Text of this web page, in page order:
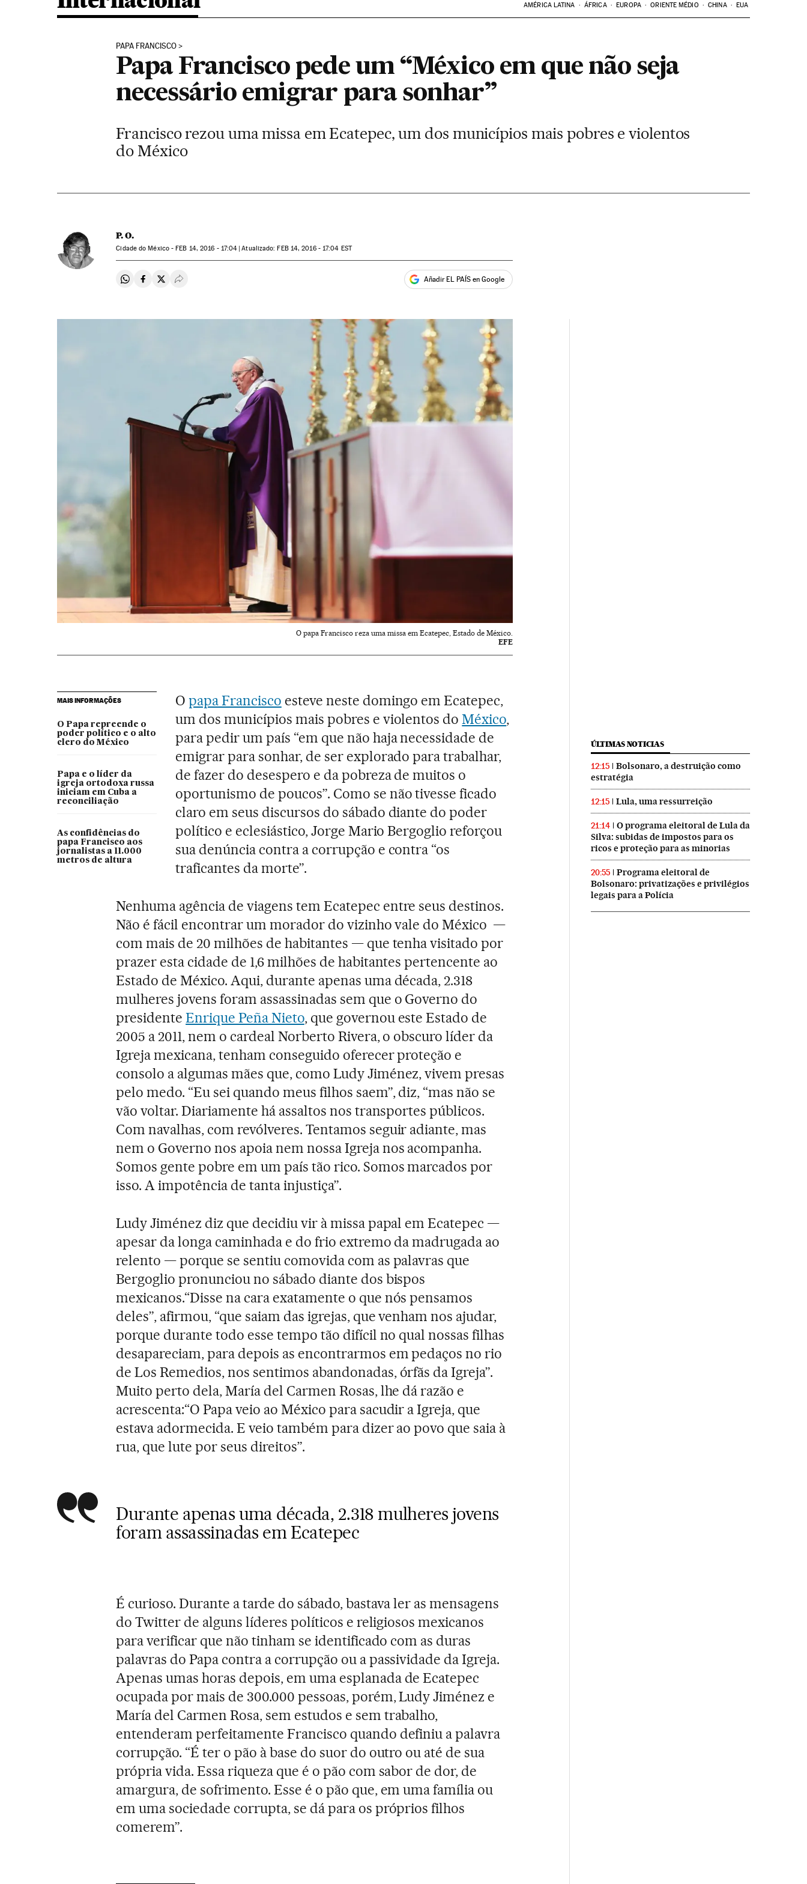
AMÉRICA LATINA ÁFRICA EUROPA ORIENTE MÉDIO CHINA EUA
PAPA FRANCISCO
Papa Francisco pede um “México em que não seja
necessário emigrar para sonhar”
Francisco rezou uma missa em Ecatepec, um dos municípios mais pobres e violentos
do México
P. O.
Cidade do México -FEB 14, 2016 - 17:04 atualizado: FEB14, 2016 - 17:04 EST
Compartir en Whatsapp
Compartir en Facebook
Compartir en Twitter
Desplegar Redes Sociales Añadir EL PAÍS en Google
O papa Francisco reza uma missa em Ecatepec, Estado de México.
EFE
MAIS INFORMAÇÕES
O Papa repreende o
poder político e o alto
clero do México
Papa e o líder da
igreja ortodoxa russa
iniciam em Cuba a
reconciliação
As confidências do
papa Francisco aos
jornalistas a 11.000
metros de altura
Opapa Francisco esteve neste domingo em Ecatepec,
um dos municípios mais pobres e violentos doMéxico,
para pedir um país “em que não haja necessidade de
emigrar para sonhar, de ser explorado para trabalhar,
de fazer do desespero e da pobreza de muitos o
oportunismo de poucos”. Como se não tivesse ficado
claro em seus discursos do sábado diante do poder
político e eclesiástico, Jorge Mario Bergoglio reforçou
sua denúncia contra a corrupção e contra “os
traficantes da morte”.
Nenhuma agência de viagens tem Ecatepec entre seus destinos.
Não é fácil encontrar um morador do vizinho vale do México —
com mais de 20 milhões de habitantes — que tenha visitado por
prazer esta cidade de 1,6 milhões de habitantes pertencente ao
Estado de México. Aqui, durante apenas uma década, 2.318
mulheres jovens foram assassinadas sem que o Governo do
presidenteEnrique Peña Nieto, que governou este Estado de
2005 a 2011, nem o cardeal Norberto Rivera, o obscuro líder da
Igreja mexicana, tenham conseguido oferecer proteção e
consolo a algumas mães que, como Ludy Jiménez, vivem presas
pelo medo. “Eu sei quando meus filhos saem”, diz, “mas não se
vão voltar. Diariamente há assaltos nos transportes públicos.
Com navalhas, com revólveres. Tentamos seguir adiante, mas
nem o Governo nos apoia nem nossa Igreja nos acompanha.
Somos gente pobre em um país tão rico. Somos marcados por
isso. A impotência de tanta injustiça”.
Ludy Jiménez diz que decidiu vir à missa papal em Ecatepec —
apesar da longa caminhada e do frio extremo da madrugada ao
relento — porque se sentiu comovida com as palavras que
Bergoglio pronunciou no sábado diante dos bispos
mexicanos.“Disse na cara exatamente o que nós pensamos
deles”, afirmou, “que saiam das igrejas, que venham nos ajudar,
porque durante todo esse tempo tão difícil no qual nossas filhas
desapareciam, para depois as encontrarmos em pedaços no rio
de Los Remedios, nos sentimos abandonadas, órfãs da Igreja”.
Muito perto dela, María del Carmen Rosas, lhe dá razão e
acrescenta:“O Papa veio ao México para sacudir a Igreja, que
estava adormecida. E veio também para dizer ao povo que saia à
rua, que lute por seus direitos”.
Durante apenas uma década, 2.318 mulheres jovens
foram assassinadas em Ecatepec
É curioso. Durante a tarde do sábado, bastava ler as mensagens
do Twitter de alguns líderes políticos e religiosos mexicanos
para verificar que não tinham se identificado com as duras
palavras do Papa contra a corrupção ou a passividade da Igreja.
Apenas umas horas depois, em uma esplanada de Ecatepec
ocupada por mais de 300.000 pessoas, porém, Ludy Jiménez e
María del Carmen Rosa, sem estudos e sem trabalho,
entenderam perfeitamente Francisco quando definiu a palavra
corrupção. “É ter o pão à base do suor do outro ou até de sua
própria vida. Essa riqueza que é o pão com sabor de dor, de
amargura, de sofrimento. Esse é o pão que, em uma família ou
em uma sociedade corrupta, se dá para os próprios filhos
comerem”.
ÚLTIMAS NOTICIAS
12:15
Bolsonaro, a destruição como
estratégia
12:15 Lula, uma ressurreição
21:14
O programa eleitoral de Lula da
Silva: subidas de impostos para os
ricos e proteção para as minorias
20:55
Programa eleitoral de
Bolsonaro: privatizações e privilégios
legais para a Polícia